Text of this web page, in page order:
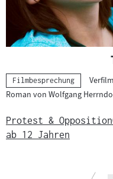
Kategorie:
Filmbesprechung
Roman von Wolfgang
Protest & Opposition
ab 12 Jahren